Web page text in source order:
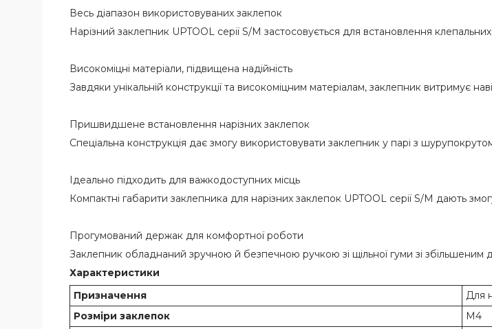
Весь діапазон використовуваних заклепок
Нарізний заклепник UPTOOL серії S/M застосовується для встановлення
Високоміцні матеріали, підвищена надійність
Завдяки унікальній конструкції та високоміцним матеріалам, заклепник витримує
Пришвидшене встановлення нарізних заклепок
Спеціальна конструкція дає змогу використовувати заклепник у парі з
Ідеально підходить для важкодоступних місць
Компактні габарити заклепника для нарізних заклепок UPTOOL серії S/M дають
Прогумований держак для комфортної роботи
Заклепник обладнаний зручною й безпечною ручкою зі щільної гуми зі збільшеним
Характеристики
Призначення
Для
Розміри заклепок
М4